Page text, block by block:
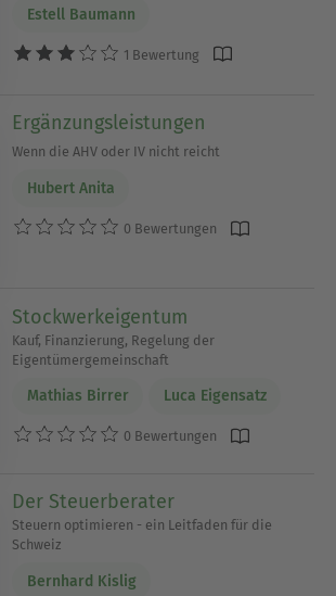
Estell Baumann
1 Bewertung
Ergänzungsleistungen
Wenn die AHV oder IV nicht reicht
Hubert Anita
0 Bewertungen
Stockwerkeigentum
Kauf, Finanzierung, Regelung der
Eigentümergemeinschaft
Mathias Birrer Luca Eigensatz
0 Bewertungen
Der Steuerberater
Steuern optimieren - ein Leitfaden für die
Schweiz
Bernhard Kislig